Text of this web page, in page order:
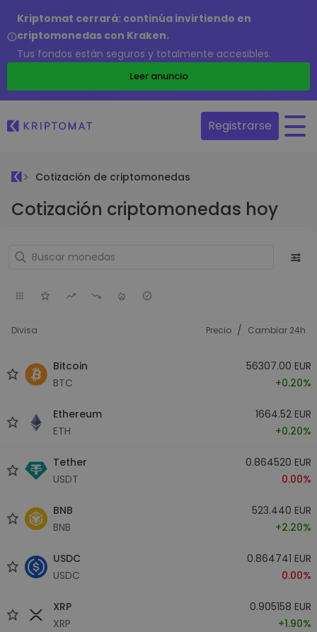
Kriptomat cerrará: continúa invirtiendo en
criptomonedas con Kraken.
Tus fondos están seguros y totalmente accesibles.
Leer anuncio
Registrarse
Cotización de criptomonedas
Cotización criptomonedas hoy
Divisa Precio / Cambiar 24h
Bitcoin
BTC
56307.00 EUR
+0.20%
Ethereum
ETH
1664.52 EUR
+0.20%
Tether
USDT
0.864520 EUR
0.00%
BNB
BNB
523.440 EUR
+2.20%
USDC
USDC
0.864741 EUR
0.00%
XRP
XRP
0.905158 EUR
+1.90%